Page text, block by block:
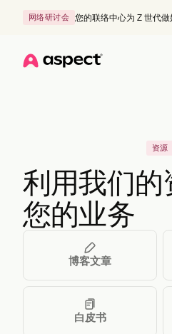
网络研讨会 您的联络中心为 Z 世代做
资源
利用我们的
您的业务
博客文章
白皮书